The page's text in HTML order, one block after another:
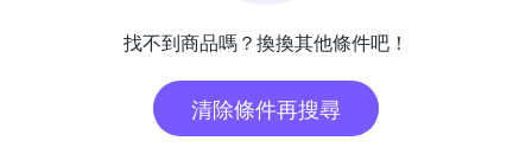
找不到商品嗎？換換其他條件吧！
清除條件再搜尋